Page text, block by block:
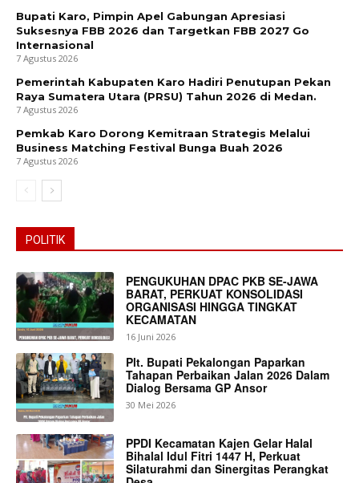
News Week
Bupati Karo, Pimpin Apel Gabungan Apresiasi
Suksesnya FBB 2026 dan Targetkan FBB 2027 Go
Internasional
7 Agustus 2026
Pemerintah Kabupaten Karo Hadiri Penutupan Pekan
Raya Sumatera Utara (PRSU) Tahun 2026 di Medan.
7 Agustus 2026
Pemkab Karo Dorong Kemitraan Strategis Melalui
Business Matching Festival Bunga Buah 2026
7 Agustus 2026
POLITIK
PENGUKUHAN DPAC PKB SE-JAWA
BARAT, PERKUAT KONSOLIDASI
ORGANISASI HINGGA TINGKAT
KECAMATAN
16 Juni 2026
Plt. Bupati Pekalongan Paparkan
Tahapan Perbaikan Jalan 2026 Dalam
Dialog Bersama GP Ansor
30 Mei 2026
PPDI Kecamatan Kajen Gelar Halal
Bihalal Idul Fitri 1447 H, Perkuat
Silaturahmi dan Sinergitas Perangkat